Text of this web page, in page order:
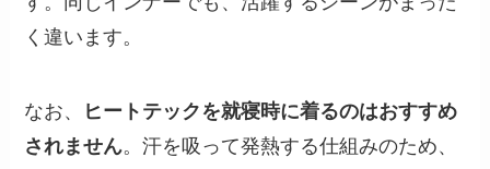
く違います。
なお、
ヒートテックを就寝時に着るのはおすすめ
されません。汗を吸って発熱する仕組みのため、